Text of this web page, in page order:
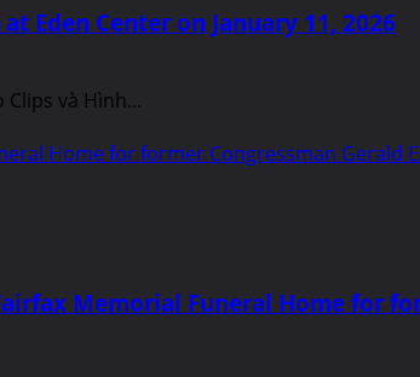
Eden Center on January 11, 2026
và Hình...
Home for former Congressman Gerald
Memorial Funeral Home for